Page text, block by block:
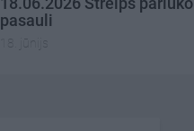
pasauli
18. jūnijs